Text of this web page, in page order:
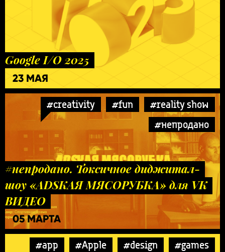
Google I/O 2025
23 МАЯ
#creativity #fun
#reality show
#непродано
#непродано. Токсичное диджитал-
шоу «ADSКАЯ МЯСОРУБКА» для VK
ВИДЕО
05 МАРТА
#app #Apple #design #games